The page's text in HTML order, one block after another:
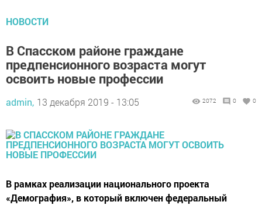
НОВОСТИ
В Спасском районе граждане
предпенсионного возраста могут
освоить новые профессии
admin, 13 декабря 2019 - 13:05 2072 0 0
В рамках реализации национального проекта
«Демография», в который включен федеральный